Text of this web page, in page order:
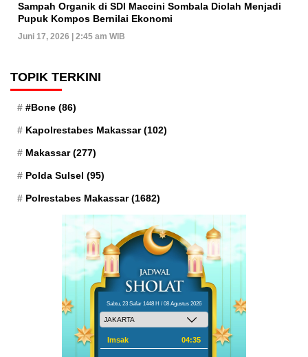
Sampah Organik di SDI Maccini Sombala Diolah Menjadi
Pupuk Kompos Bernilai Ekonomi
Juni 17, 2026 | 2:45 am WIB
TOPIK TERKINI
#Bone (86)
Kapolrestabes Makassar(102)
Makassar(277)
Polda Sulsel (95)
Polrestabes Makassar(1682)
Sabtu, 23 Safar 1448 H / 08 Agustus 2026
Imsak 04:35